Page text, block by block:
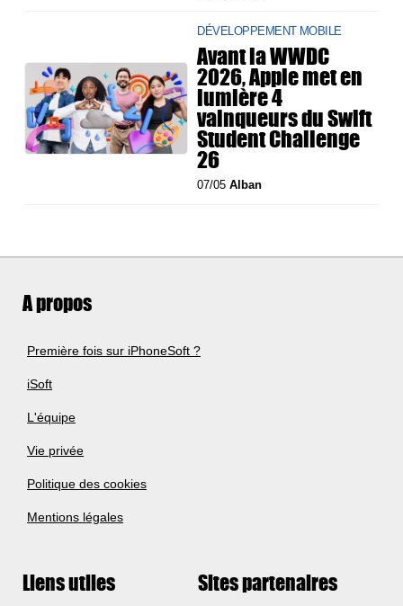
DÉVELOPPEMENT MOBILE
Avant la WWDC
2026, Apple met en
lumière 4
vainqueurs du Swift
Student Challenge
26
07/05Alban
A propos
Première fois sur iPhoneSoft ?
iSoft
L'équipe
Vie privée
Politique des cookies
Mentions légales
Liens utiles Sites partenaires